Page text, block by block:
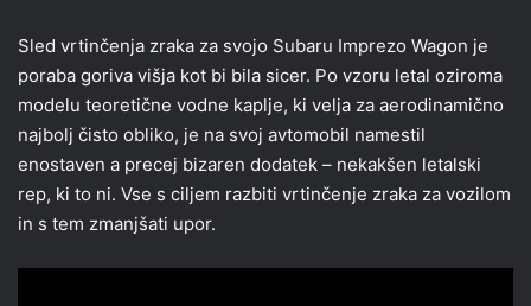
Sled vrtinčenja zraka za svojo Subaru Imprezo Wagon je
poraba goriva višja kot bi bila sicer. Po vzoru letal oziroma
modelu teoretične vodne kaplje, ki velja za aerodinamično
najbolj čisto obliko, je na svoj avtomobil namestil
enostaven a precej bizaren dodatek – nekakšen letalski
rep, ki to ni. Vse s ciljem razbiti vrtinčenje zraka za vozilom
in s tem zmanjšati upor.